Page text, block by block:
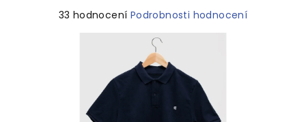
Průměrné
hvězdiček.
33 hodnocení Podrobnosti hodnocení